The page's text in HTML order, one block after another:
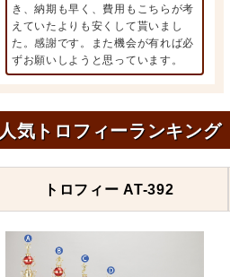
き、納期も早く、費用もこちらが考
えていたよりも安くして貰いまし
た。感謝です。また機会が有れば必
ずお願いしようと思っています。
人気トロフィーランキング
トロフィー AT-392